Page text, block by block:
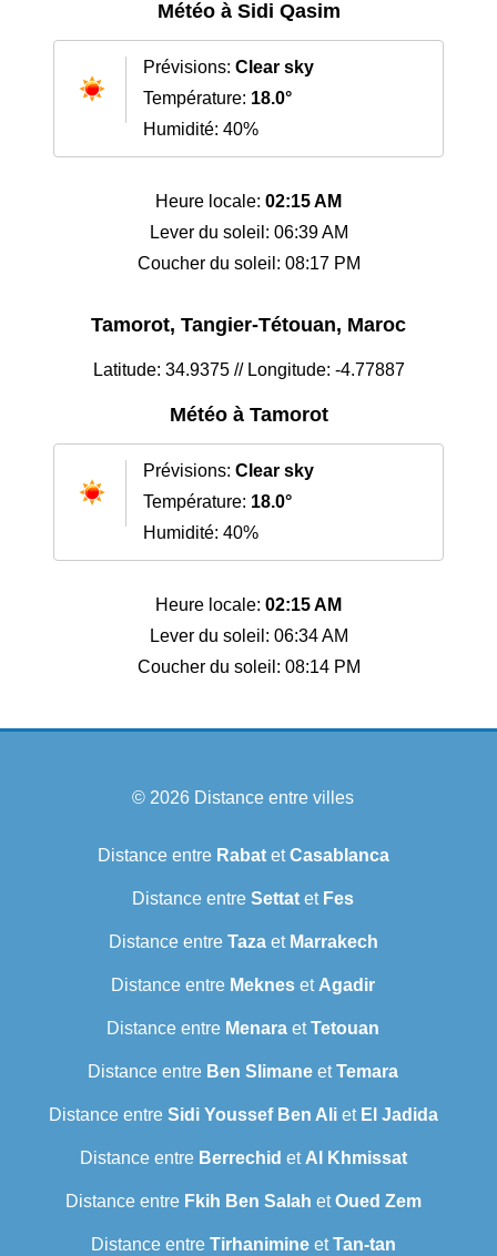
Météo à Sidi Qasim
Prévisions: Clear sky
Température: 18.0°
Humidité: 40%
Heure locale: 02:15 AM
Lever du soleil: 06:39 AM
Coucher du soleil: 08:17 PM
Tamorot, Tangier-Tétouan, Maroc
Latitude: 34.9375 // Longitude: -4.77887
Météo à Tamorot
Prévisions: Clear sky
Température: 18.0°
Humidité: 40%
Heure locale: 02:15 AM
Lever du soleil: 06:34 AM
Coucher du soleil: 08:14 PM
© 2026 Distance entre villes
Distance entre RabatetCasablanca
Distance entre Settat et Fes
Distance entre Tazaet Marrakech
Distance entre Meknes et Agadir
Distance entre Menara etTetouan
Distance entre Ben Slimane etTemara
Distance entre Sidi Youssef Ben Aliet El Jadida
Distance entre Berrechid et Al Khmissat
Distance entre Fkih Ben Salah etOued Zem
Distance entre TirhanimineetTan-tan